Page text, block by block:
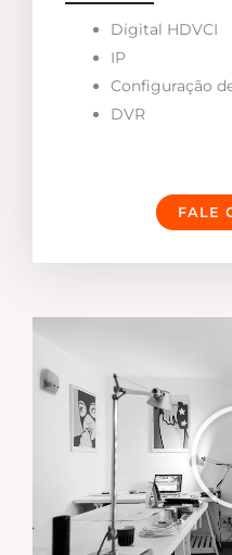
Digital HDVCI
IP
Configuração
DVR
FALE